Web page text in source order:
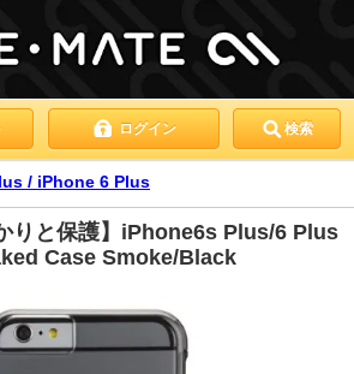
ログイン 検索
/ iPhone 6 Plus
りと保護】iPhone6s Plus/6 Plus
Case Smoke/Black